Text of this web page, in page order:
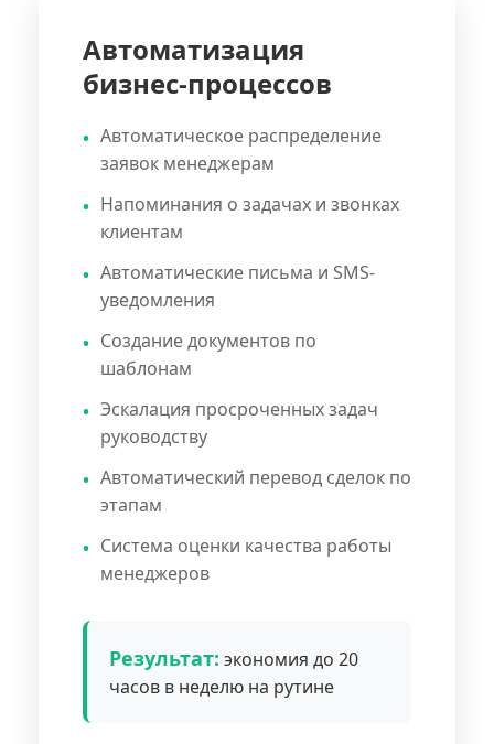
Автоматизация
бизнес-процессов
Автоматическое распределение
заявок менеджерам
Напоминания о задачах и звонках
клиентам
Автоматические письма и SMS-
уведомления
Создание документов по
шаблонам
Эскалация просроченных задач
руководству
Автоматический перевод сделок по
этапам
Система оценки качества работы
менеджеров
Результат: экономия до 20
часов в неделю на рутине